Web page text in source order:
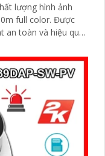
lượng hình ảnh
color. Được
an toàn và hiệu quả